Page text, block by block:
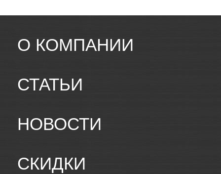
О КОМПАНИИ
СТАТЬИ
НОВОСТИ
СКИДКИ